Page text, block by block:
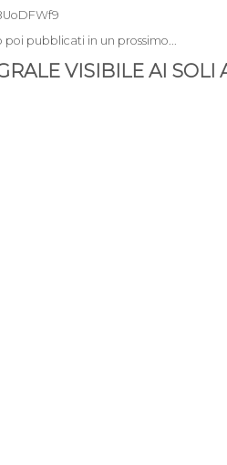
poi pubblicati in un prossimo...
VISIBILE AI SOLI